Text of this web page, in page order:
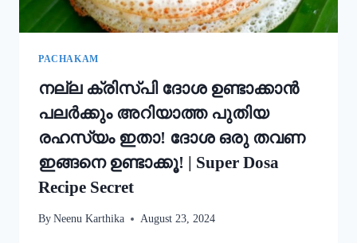
കറി
റെഡി!!
CURRY
RECIPE
PACHAKAM
നല്ല ക്രിസ്‌പി ദോശ ഉണ്ടാക്കാൻ
പലർക്കും അറിയാത്ത പുതിയ
രഹസ്യം ഇതാ! ദോശ ഒരു തവണ
ഇങ്ങനെ ഉണ്ടാക്കൂ! | Super Dosa
Recipe Secret
By Neenu Karthika August 23, 2024